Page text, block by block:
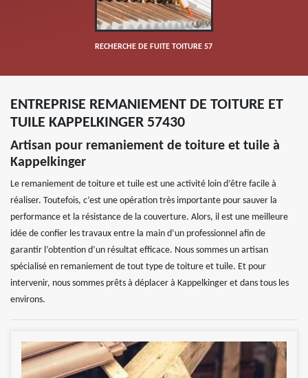
RECHERCHE DE FUITE TOITURE 57
ENTREPRISE REMANIEMENT DE TOITURE ET
TUILE KAPPELKINGER 57430
Artisan pour remaniement de toiture et tuile à
Kappelkinger
Le remaniement de toiture et tuile est une activité loin d’être facile à
réaliser. Toutefois, c’est une opération très importante pour sauver la
performance et la résistance de la couverture. Alors, il est une meilleure
idée de confier les travaux entre la main d’un professionnel afin de
garantir l’obtention d’un résultat efficace. Nous sommes un artisan
spécialisé en remaniement de tout type de toiture et tuile. Et pour
intervenir, nous sommes prêts à déplacer à Kappelkinger et dans tous les
environs.